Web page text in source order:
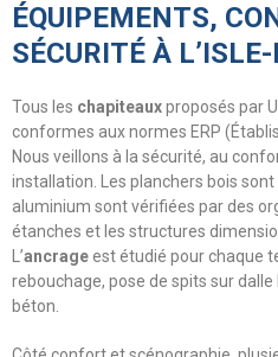
ÉQUIPEMENTS,
SÉCURITÉ À L’ISLE-
Tous les chapiteauxproposés par
conformes aux normes ERP
Nous veillons à la sécurité, au
installation. Les planchers bois
aluminium sont vérifiées par des
étanches et les structures
L’ancrageest étudié pour chaque
rebouchage, pose de spits sur
béton.